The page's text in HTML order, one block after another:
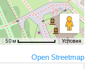
50 м Условия
Open Streetmap